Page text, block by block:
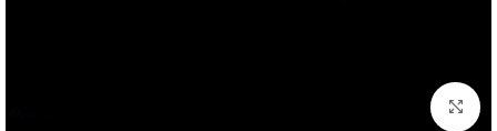
بزرگنمایی تصویر